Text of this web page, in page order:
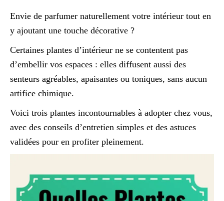
Envie de parfumer naturellement votre intérieur tout en
y ajoutant une touche décorative ?
Certaines plantes d’intérieur ne se contentent pas
d’embellir vos espaces : elles diffusent aussi des
senteurs agréables, apaisantes ou toniques, sans aucun
artifice chimique.
Voici trois plantes incontournables à adopter chez vous,
avec des conseils d’entretien simples et des astuces
validées pour en profiter pleinement.